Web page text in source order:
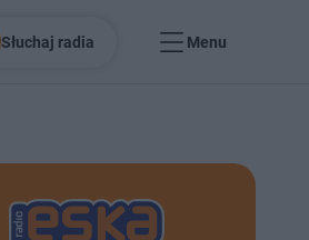
Słuchaj radia Menu